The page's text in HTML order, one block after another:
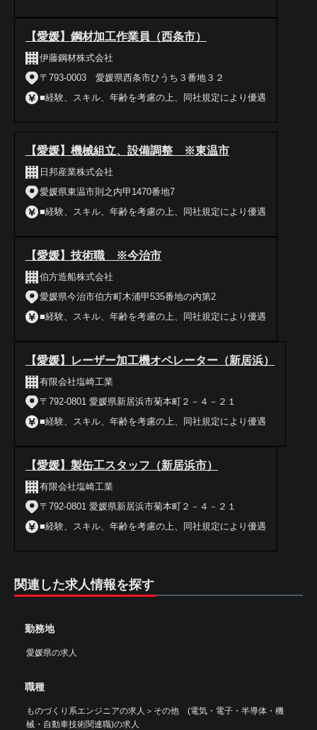
【愛媛】鋼材加工作業員（西条市）
伊藤鋼材株式会社
〒793-0003 愛媛県西条市ひうち３番地３２
■経験、スキル、年齢を考慮の上、同社規定により優遇
【愛媛】機械組立、設備調整 ※東温市
日邦産業株式会社
愛媛県東温市則之内甲1470番地7
■経験、スキル、年齢を考慮の上、同社規定により優遇
【愛媛】技術職 ※今治市
伯方造船株式会社
愛媛県今治市伯方町木浦甲535番地の内第2
■経験、スキル、年齢を考慮の上、同社規定により優遇
【愛媛】レーザー加工機オペレーター（新居浜）
有限会社塩崎工業
〒792-0801 愛媛県新居浜市菊本町２－４－２１
■経験、スキル、年齢を考慮の上、同社規定により優遇
【愛媛】製缶工スタッフ（新居浜市）
有限会社塩崎工業
〒792-0801 愛媛県新居浜市菊本町２－４－２１
■経験、スキル、年齢を考慮の上、同社規定により優遇
関連した求人情報を探す
勤務地
愛媛県の求人
職種
ものづくり系エンジニアの求人 ＞ その他 (電気・電子・半導体・機
械・自動車技術関連職)の求人